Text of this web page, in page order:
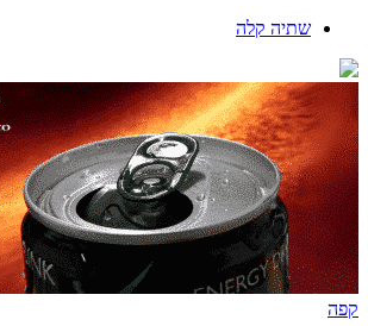
שתיה קלה
קפה